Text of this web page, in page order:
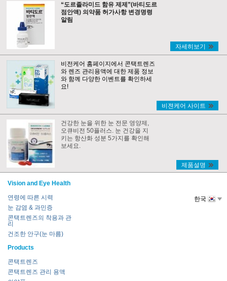
“도르졸라미드 함유 제제”(바티도르
점안액) 의약품 허가사항 변경명령
알림
자세히보기
비전케어 홈페이지에서 콘택트렌즈
와 렌즈 관리용액에 대한 제품 정보
와 함께 다양한 이벤트를 확인하세
요!
비젼케어 사이트
건강한 눈을 위한 눈 전문 영양제,
오큐비전 50플러스. 눈 건강을 지
키는 항산화 성분 5가지를 확인해
보세요.
제품설명
Vision and Eye Health
연령에 따른 시력
눈 감염 & 과민증
콘택트렌즈의 착용과 관
리
건조한 안구(눈 마름)
Products
콘택트렌즈
콘택트렌즈 관리 용액
한국